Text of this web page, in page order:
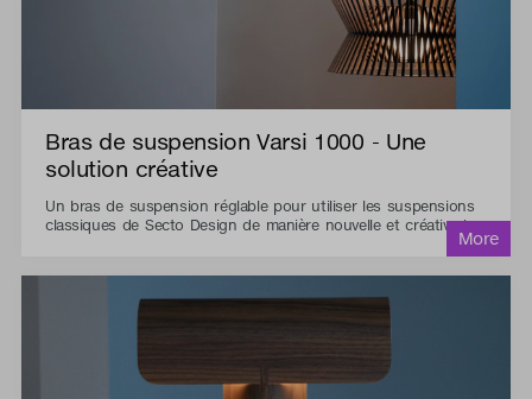
Bras de suspension Varsi 1000 - Une
solution créative
Un bras de suspension réglable pour utiliser les suspensions
classiques de Secto Design de manière nouvelle et créative !